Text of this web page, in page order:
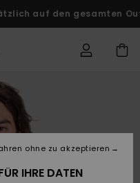
auf den gesamten
IHRE DATEN
ohne zu akzeptieren